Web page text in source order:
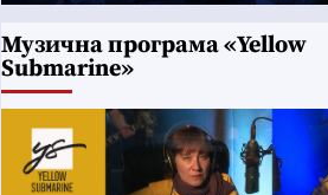
Музична програма «Yellow
Submarine»